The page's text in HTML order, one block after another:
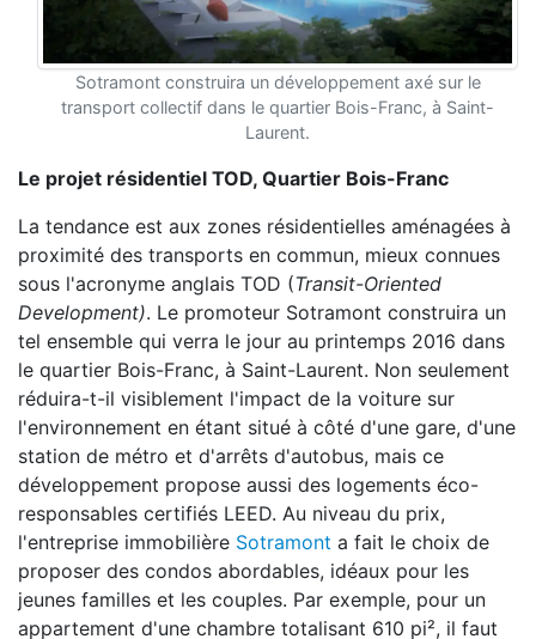
Sotramont construira un développement axé sur le
transport collectif dans le quartier Bois-Franc, à Saint-
Laurent.
Le projet résidentiel TOD, Quartier Bois-Franc
La tendance est aux zones résidentielles aménagées à
proximité des transports en commun, mieux connues
sous l'acronyme anglais TOD (Transit-Oriented
Development). Le promoteur Sotramont construira un
tel ensemble qui verra le jour au printemps 2016 dans
le quartier Bois-Franc, à Saint-Laurent. Non seulement
réduira-t-il visiblement l'impact de la voiture sur
l'environnement en étant situé à côté d'une gare, d'une
station de métro et d'arrêts d'autobus, mais ce
développement propose aussi des logements éco-
responsables certifiés LEED. Au niveau du prix,
l'entreprise immobilière Sotramont a fait le choix de
proposer des condos abordables, idéaux pour les
jeunes familles et les couples. Par exemple, pour un
appartement d'une chambre totalisant 610 pi², il faut